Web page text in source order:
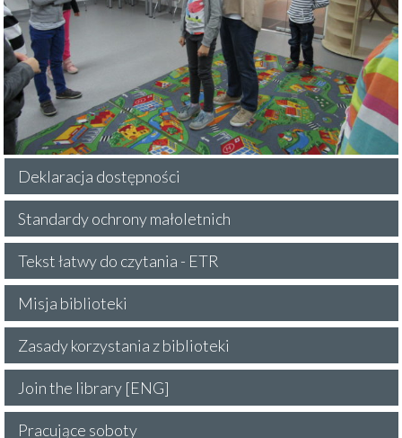
Deklaracja dostępności
Standardy ochrony małoletnich
Tekst łatwy do czytania - ETR
Misja biblioteki
Zasady korzystania z biblioteki
Join the library [ENG]
Pracujące soboty